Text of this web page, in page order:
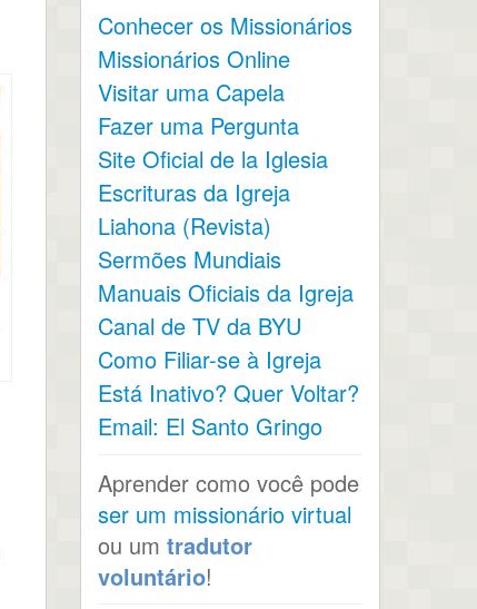
Conhecer os Missionários
Missionários Online
Visitar uma Capela
Fazer uma Pergunta
Site Oficial de la Iglesia
Escrituras da Igreja
Liahona (Revista)
Sermões Mundiais
Manuais Oficiais da Igreja
Canal de TV da BYU
Como Filiar-se à Igreja
Está Inativo? Quer Voltar?
Email: El Santo Gringo
Aprender como você pode
ser um missionário virtual
ou um tradutor
voluntário!